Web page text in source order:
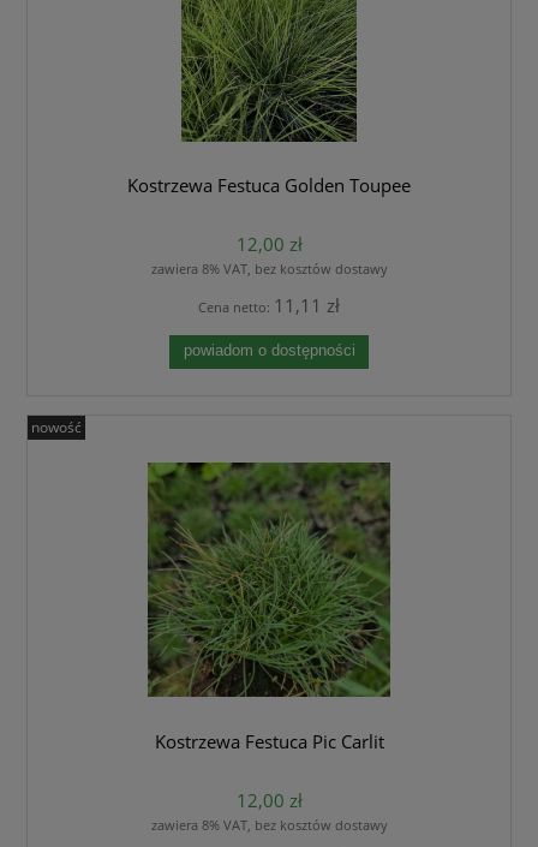
Kostrzewa Festuca Golden Toupee
12,00 zł
zawiera 8% VAT, bez kosztów dostawy
Cena netto: 11,11 zł
powiadom o dostępności
Kostrzewa Festuca Pic Carlit
12,00 zł
zawiera 8% VAT, bez kosztów dostawy
nowość